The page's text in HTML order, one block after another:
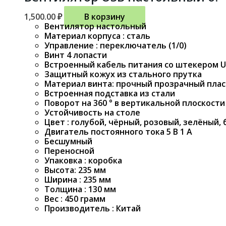
1,500.00₽
В корзину
Вентилятор настольный
Материал корпуса : сталь
Управление : переключатель (1/0)
Винт 4 лопасти
Встроенный кабель питания со штекером
Защитный кожух из стального прутка
Материал винта: прочный прозрачный
Встроенная подставка из стали
Поворот на 360 ° в вертикальной плоскости
Устойчивость на столе
Цвет : голубой, чёрный, розовый, зелёный,
Двигатель постоянного тока 5 В 1 А
Бесшумный
Переносной
Упаковка : коробка
Высота: 235 мм
Ширина : 235 мм
Толщина : 130 мм
Вес : 450 грамм
Производитель : Китай